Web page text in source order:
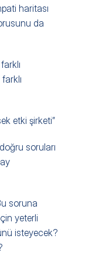
haritası
da
etki şirketi”
soruları
soruna
yeterli
isteyecek?